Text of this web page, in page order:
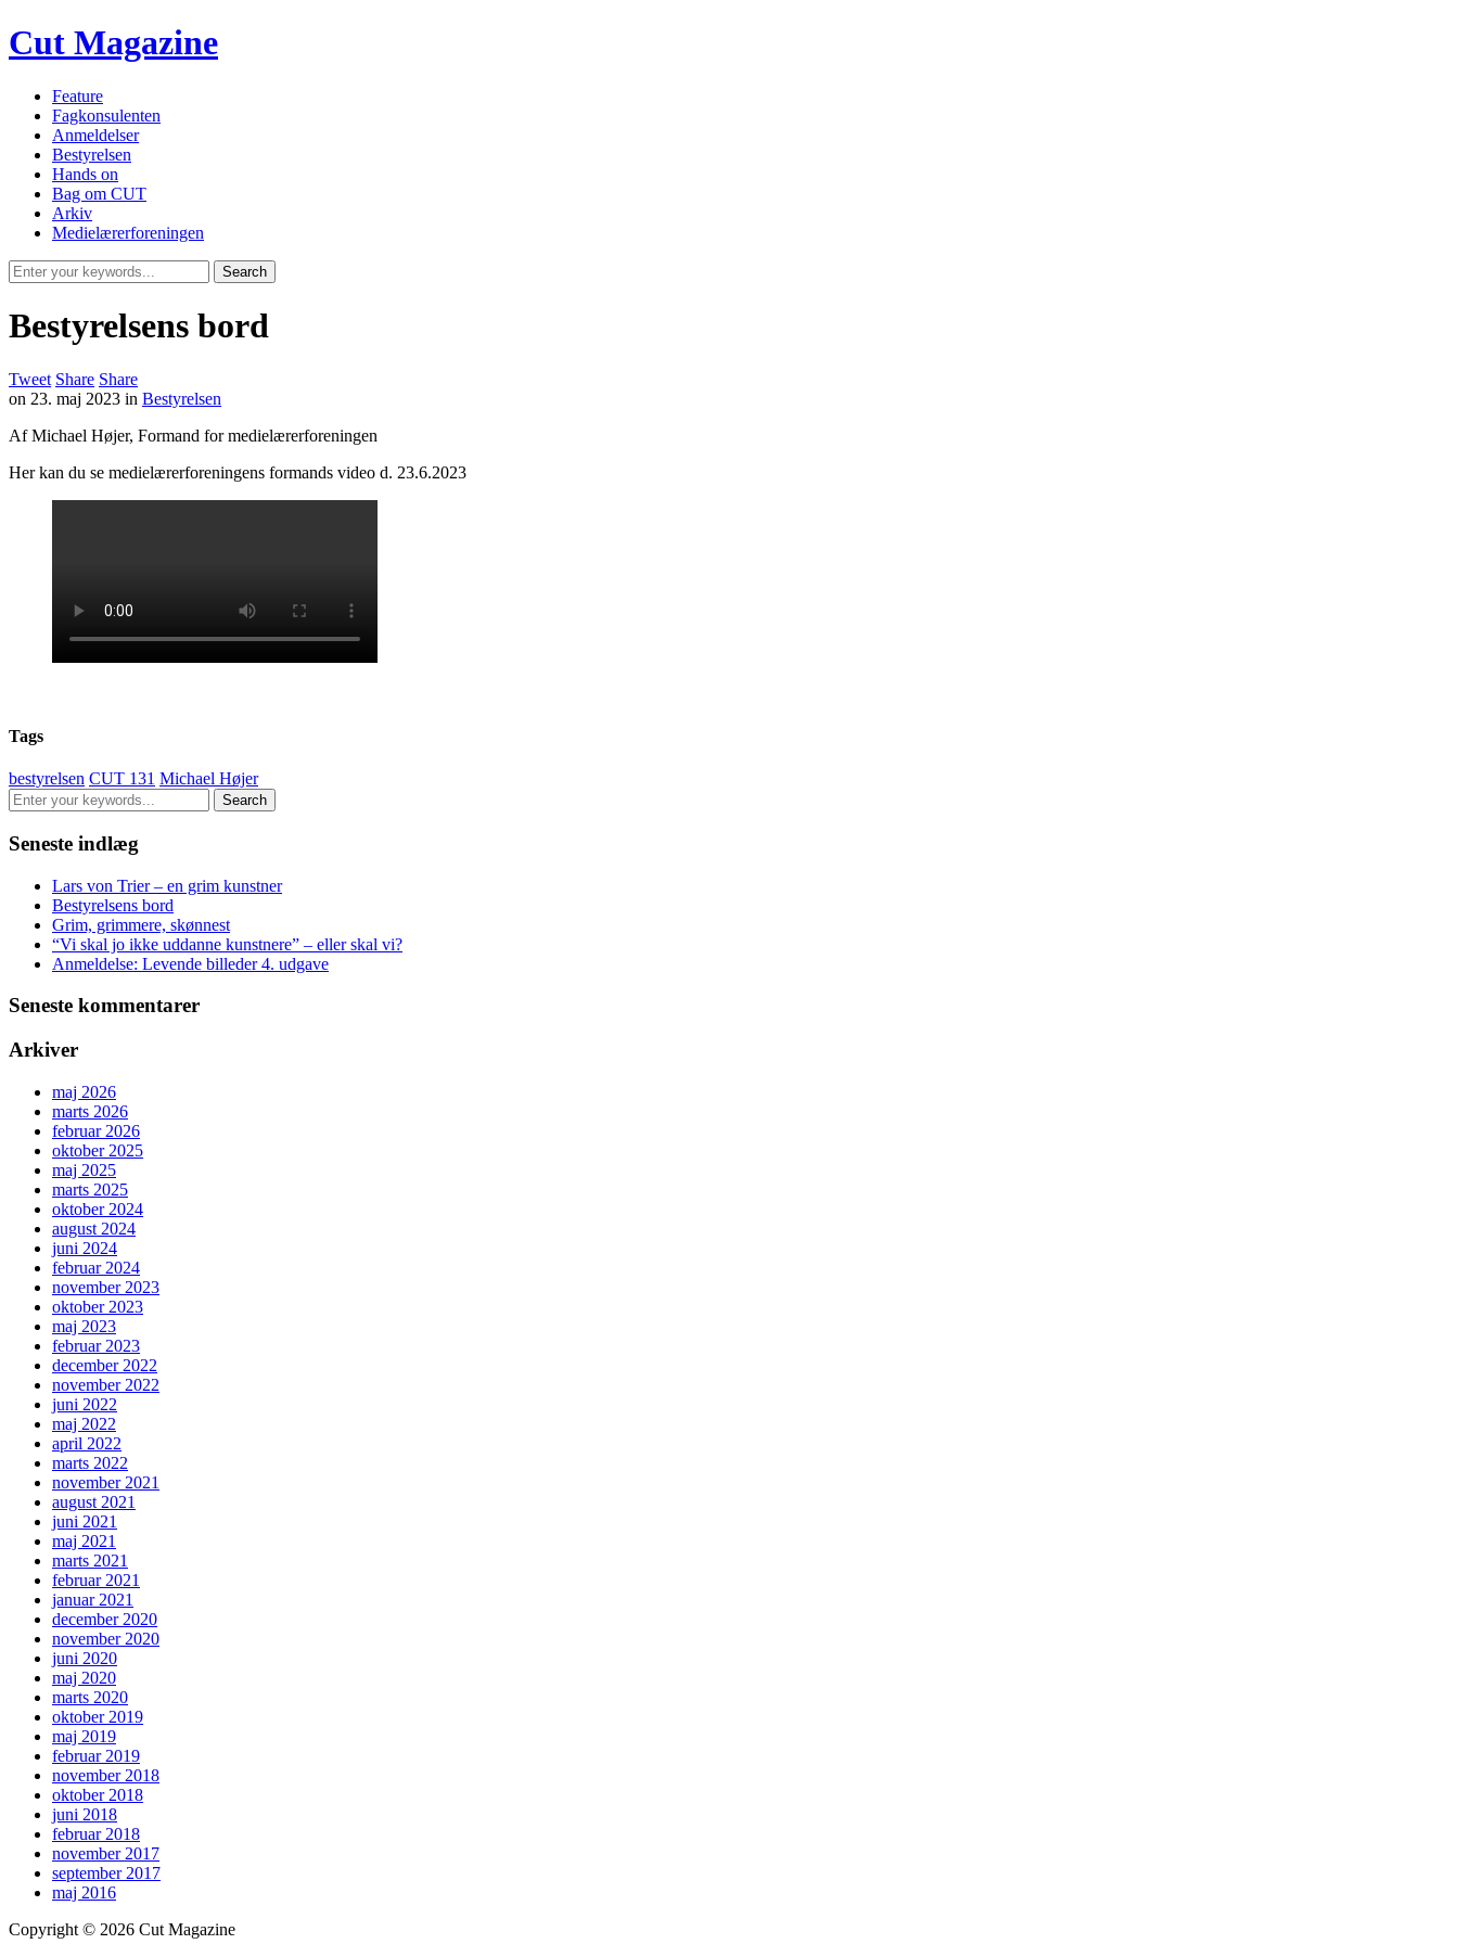
Cut Magazine
Feature
Fagkonsulenten
Anmeldelser
Bestyrelsen
Hands on
Bag om CUT
Arkiv
Medielærerforeningen
Bestyrelsens bord
Tweet Share Share
on 23. maj 2023 in Bestyrelsen
Af Michael Højer, Formand for medielærerforeningen
Her kan du se medielærerforeningens formands video d. 23.6.2023
Tags
bestyrelsen CUT 131 Michael Højer
Seneste indlæg
Lars von Trier – en grim kunstner
Bestyrelsens bord
Grim, grimmere, skønnest
“Vi skal jo ikke uddanne kunstnere” – eller skal vi?
Anmeldelse: Levende billeder 4. udgave
Seneste kommentarer
Arkiver
maj 2026
marts 2026
februar 2026
oktober 2025
maj 2025
marts 2025
oktober 2024
august 2024
juni 2024
februar 2024
november 2023
oktober 2023
maj 2023
februar 2023
december 2022
november 2022
juni 2022
maj 2022
april 2022
marts 2022
november 2021
august 2021
juni 2021
maj 2021
marts 2021
februar 2021
januar 2021
december 2020
november 2020
juni 2020
maj 2020
marts 2020
oktober 2019
maj 2019
februar 2019
november 2018
oktober 2018
juni 2018
februar 2018
november 2017
september 2017
maj 2016
Copyright © 2026 Cut Magazine